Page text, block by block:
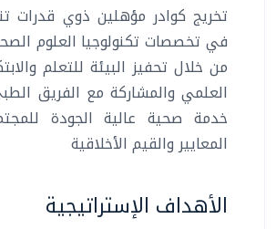
تخريج كوادر مؤهلين ذوي قدرات
في تخصصات تكنولوجيا العلوم
من خلال تحفيز البيئة للتعلم
العلمي والمشاركة مع الفريق
خدمة صحية عالية الجودة
المعايير والقيم الأخلاقية
الأهداف الإستراتيجية